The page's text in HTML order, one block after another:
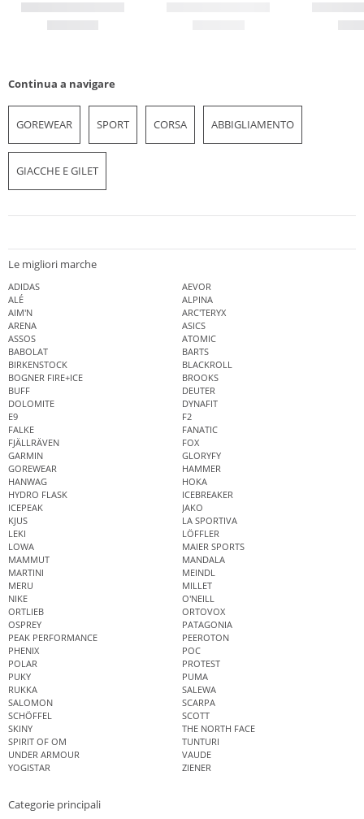
Continua a navigare
GOREWEAR SPORT CORSA ABBIGLIAMENTO
GIACCHE E GILET
Le migliori marche
ADIDAS
AEVOR
ALÉ
ALPINA
AIM'N
ARC'TERYX
ARENA
ASICS
ASSOS
ATOMIC
BABOLAT
BARTS
BIRKENSTOCK
BLACKROLL
BOGNER FIRE+ICE
BROOKS
BUFF
DEUTER
DOLOMITE
DYNAFIT
E9
F2
FALKE
FANATIC
FJÄLLRÄVEN
FOX
GARMIN
GLORYFY
GOREWEAR
HAMMER
HANWAG
HOKA
HYDRO FLASK
ICEBREAKER
ICEPEAK
JAKO
KJUS
LA SPORTIVA
LEKI
LÖFFLER
LOWA
MAIER SPORTS
MAMMUT
MANDALA
MARTINI
MEINDL
MERU
MILLET
NIKE
O'NEILL
ORTLIEB
ORTOVOX
OSPREY
PATAGONIA
PEAK PERFORMANCE
PEEROTON
PHENIX
POC
POLAR
PROTEST
PUKY
PUMA
RUKKA
SALEWA
SALOMON
SCARPA
SCHÖFFEL
SCOTT
SKINY
THE NORTH FACE
SPIRIT OF OM
TUNTURI
UNDER ARMOUR
VAUDE
YOGISTAR
ZIENER
Categorie principali